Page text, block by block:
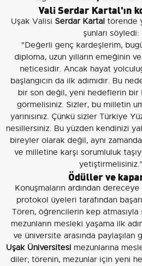
Vali Serdar Kartal'ın
Uşak Valisi Serdar Kartal törende
şunları söyledi:
"Değerli genç kardeşlerim,
diploma, uzun yılların emeğinin
neticesidir. Ancak hayat
başlangıcın da ilk adımıdır. Bu
bir son değil, yeni hedeflerin bir
görmelisiniz. Sizler, bu milletin
yarınısınız. Çünkü sizler Türkiye
nesillersiniz. Bu yüzden kendinizi
bireyler olarak değil, aynı
ve milletine karşı sorumluluk
yetiştirmelisiniz."
Ödüller ve
Konuşmaların ardından
protokol üyeleri tarafından
Tören, öğrencilerin kep atmasıyla
mezunların mesleki yaşama ilk
ve üniversite arasında paylaşılan
Uşak Üniversitesi mezunlarına
diler; törenin, mezunlar için yeni